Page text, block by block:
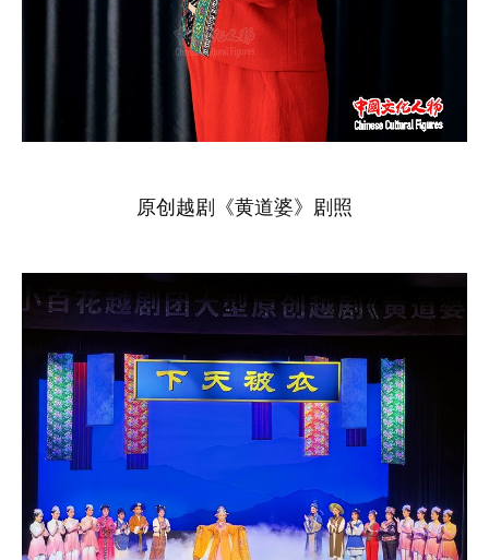
原创越剧《黄道婆》剧照